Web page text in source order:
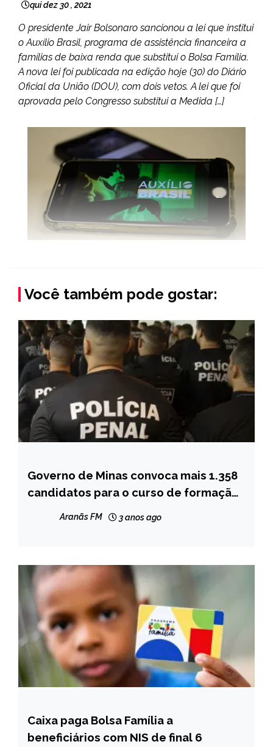
qui dez 30 , 2021
O presidente Jair Bolsonaro sancionou a lei que institui
o Auxílio Brasil, programa de assistência financeira a
famílias de baixa renda que substitui o Bolsa Família.
A nova lei foi publicada na edição hoje (30) do Diário
Oficial da União (DOU), com dois vetos. A lei que foi
aprovada pelo Congresso substitui a Medida […]
Você também pode gostar:
CAPELINHA
MINAS
Governo de Minas convoca mais 1.358
candidatos para o curso de formação
Aranãs FM 3 anos ago
BRASIL
NOTÍCIAS
Caixa paga Bolsa Família a
beneficiários com NIS de final 6